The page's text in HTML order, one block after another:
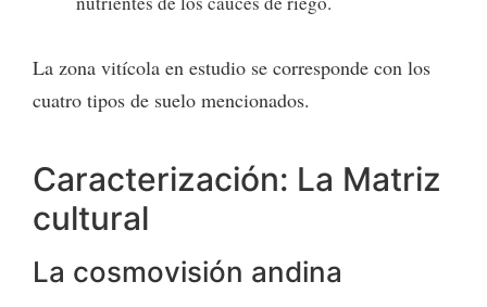
La zona vitícola en estudio se corresponde con los
cuatro tipos de suelo mencionados.
Caracterización: La Matriz
cultural
La cosmovisión andina